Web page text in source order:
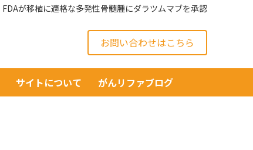
FDAが移植に適格な多発性骨髄腫にダラツムマブを承認
お問い合わせはこちら
サイトについて がんリファブログ